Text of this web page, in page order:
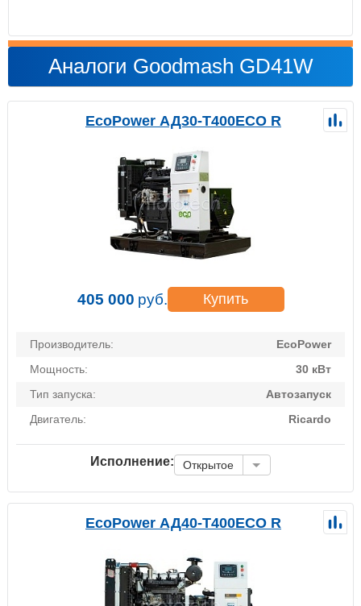
Аналоги Goodmash GD41W
EcoPower АД30-T400ECO R
405 000 руб. Купить
Производитель:
EcoPower
Мощность:
30 кВт
Тип запуска:
Автозапуск
Двигатель:
Ricardo
Исполнение: Открытое
EcoPower АД40-T400ECO R